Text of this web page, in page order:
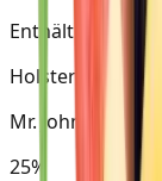
Enthält Mr. John
Holster · Virginia
Mr. John
25%